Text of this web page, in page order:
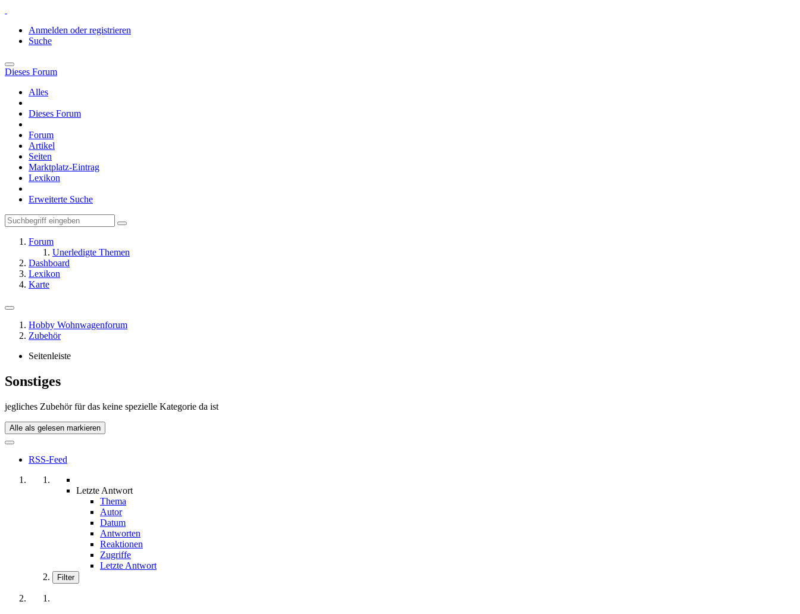
Anmelden oder registrieren
Suche
Dieses Forum
Alles
Dieses Forum
Forum
Artikel
Seiten
Marktplatz-Eintrag
Lexikon
Erweiterte Suche
Forum
Unerledigte Themen
Dashboard
Lexikon
Karte
Hobby Wohnwagenforum
Zubehör
Seitenleiste
Sonstiges
jegliches Zubehör für das keine spezielle Kategorie da ist
Alle als gelesen markieren
RSS-Feed
Letzte Antwort
Thema
Autor
Datum
Antworten
Reaktionen
Zugriffe
Letzte Antwort
Filter